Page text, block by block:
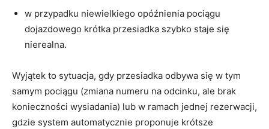
w przypadku niewielkiego opóźnienia pociągu
dojazdowego krótka przesiadka szybko staje się
nierealna.
Wyjątek to sytuacja, gdy przesiadka odbywa się w tym
samym pociągu (zmiana numeru na odcinku, ale brak
konieczności wysiadania) lub w ramach jednej rezerwacji,
gdzie system automatycznie proponuje krótsze